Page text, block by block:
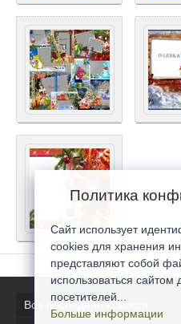
Все последние новости
Политика
Сайт использует
cookies для хранения
представляют собой
использоваться
посетителей...
Больше информации